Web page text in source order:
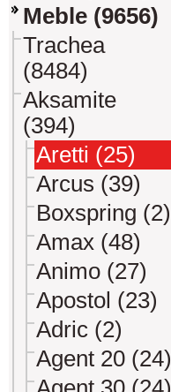
Meble (9656)
Trachea
(8484)
Aksamite
(394)
Aretti (25)
Arcus (39)
Boxspring (2)
Amax (48)
Animo (27)
Apostol (23)
Adric (2)
Agent 20 (24)